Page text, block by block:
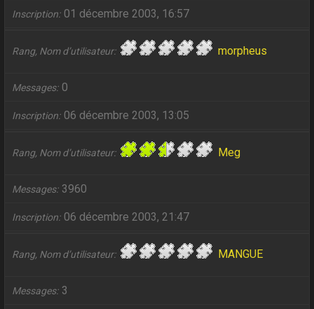
Inscription 01 décembre 2003, 16:57
Rang, Nom d’utilisateur morpheus
Messages 0
Inscription 06 décembre 2003, 13:05
Rang, Nom d’utilisateur Meg
Messages 3960
Inscription 06 décembre 2003, 21:47
Rang, Nom d’utilisateur MANGUE
Messages 3